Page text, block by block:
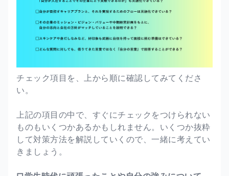
チェック項目を、上から順に確認してみてくださ
い。
上記の項目の中で、すぐにチェックをつけられない
ものもいくつかあるかもしれません。いくつか抜粋
して対策方法を解説していくので、一緒に考えてい
きましょう。